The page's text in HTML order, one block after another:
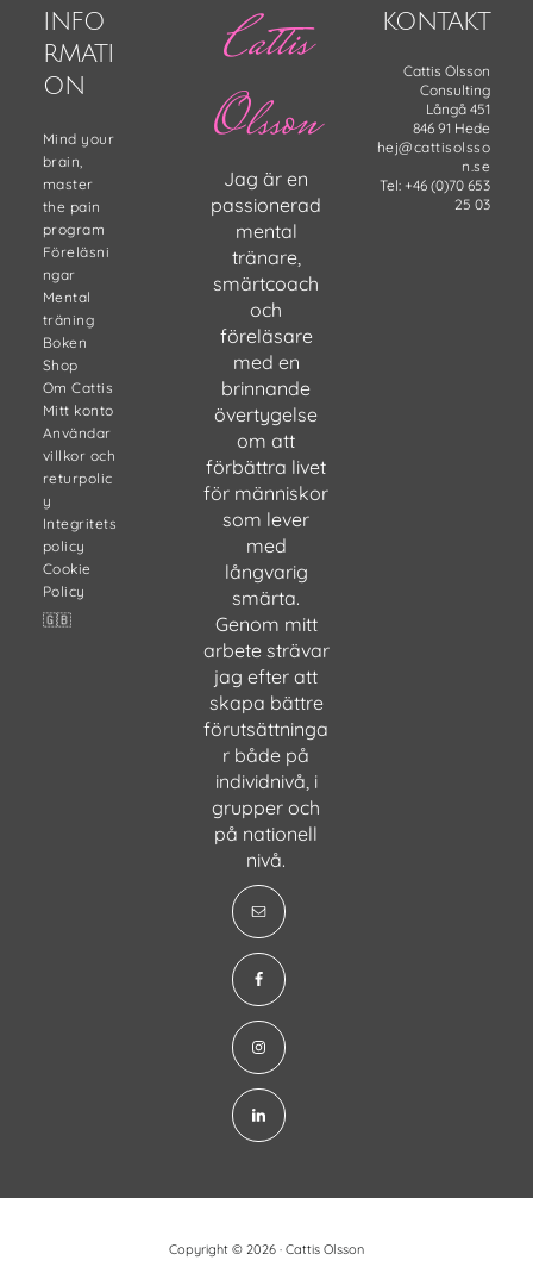
INFO
RMATI
ON
Mind your
brain,
master
the pain
program
Föreläsni
ngar
Mental
träning
Boken
Shop
Om Cattis
Mitt konto
Användar
villkor och
returpolic
y
Integritets
policy
Cookie
Policy
🇬🇧
Cattis
Olsson
Jag är en
passionerad
mental
tränare,
smärtcoach
och
föreläsare
med en
brinnande
övertygelse
om att
förbättra livet
för människor
som lever
med
långvarig
smärta.
Genom mitt
arbete strävar
jag efter att
skapa bättre
förutsättninga
r både på
individnivå, i
grupper och
på nationell
nivå.
KONTAKT
Cattis Olsson
Consulting
Långå 451
846 91 Hede
hej@cattisolsso
n.se
Tel: +46 (0)70 653
25 03
Copyright © 2026 · Cattis Olsson